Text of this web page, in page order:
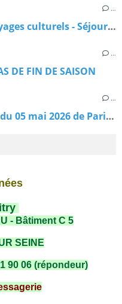
…
Programme 2027 Séjours - Voyages culturels - Séjours Randonnées
…
DE FIN DE SAISON
…
Annulation de la Randonnée du 05 mai 2026 de Paris à Versailles
- Bâtiment C 5
SEINE
90 06 (répondeur)